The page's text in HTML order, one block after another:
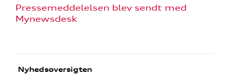
Pressemeddelelsen blev sendt med
Mynewsdesk
Nyhedsoversigten